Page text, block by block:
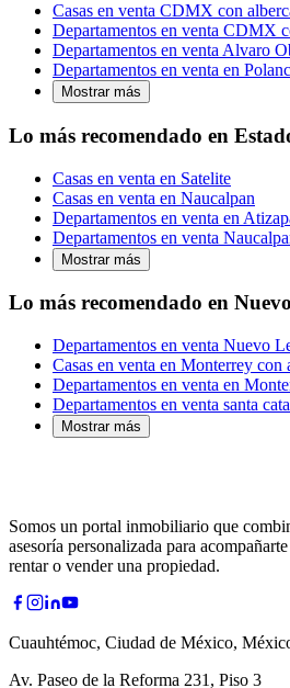
Casas en venta CDMX con
Departamentos en venta CDMX
Departamentos en venta Alvaro
Departamentos en venta en
Mostrar más
Lo más recomendado en
Casas en venta en Satelite
Casas en venta en Naucalpan
Departamentos en venta en
Departamentos en venta
Mostrar más
Lo más recomendado en
Departamentos en venta Nuevo
Casas en venta en Monterrey con
Departamentos en venta en
Departamentos en venta santa
Mostrar más
Somos un portal inmobiliario que
asesoría personalizada para
rentar o vender una propiedad.
Cuauhtémoc, Ciudad de México,
Av. Paseo de la Reforma 231, Piso 3